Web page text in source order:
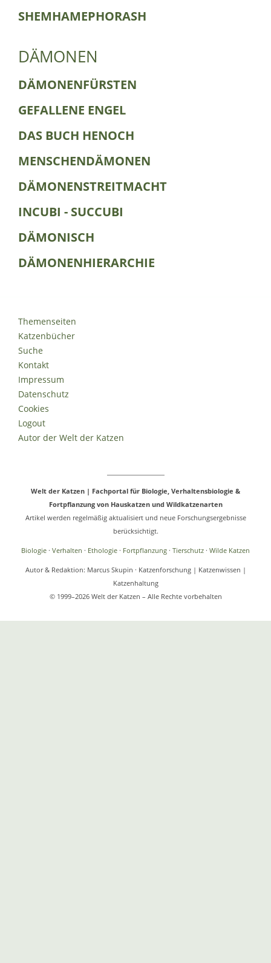
SHEMHAMEPHORASH
DÄMONEN
DÄMONENFÜRSTEN
GEFALLENE ENGEL
DAS BUCH HENOCH
MENSCHENDÄMONEN
DÄMONENSTREITMACHT
INCUBI - SUCCUBI
DÄMONISCH
DÄMONENHIERARCHIE
Themenseiten
Katzenbücher
Suche
Kontakt
Impressum
Datenschutz
Cookies
Logout
Autor der Welt der Katzen
Welt der Katzen | Fachportal für Biologie, Verhaltensbiologie &
Fortpflanzung von Hauskatzen und Wildkatzenarten
Artikel werden regelmäßig aktualisiert und neue Forschungsergebnisse
berücksichtigt.
Biologie · Verhalten · Ethologie · Fortpflanzung · Tierschutz · Wilde Katzen
Autor & Redaktion: Marcus Skupin · Katzenforschung | Katzenwissen |
Katzenhaltung
© 1999–2026 Welt der Katzen – Alle Rechte vorbehalten